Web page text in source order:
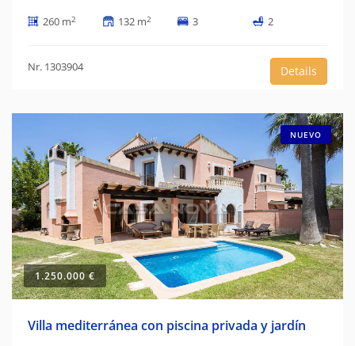
260 m2 132 m2 3 2
Nr. 1303904 Details
NUEVO
1.250.000 €
Villa mediterránea con piscina privada y jardín